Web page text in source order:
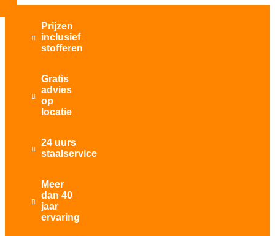

Prijzen
inclusief
stofferen

Gratis
advies
op
locatie

24 uurs
staalservice

Meer
dan 40
jaar
ervaring